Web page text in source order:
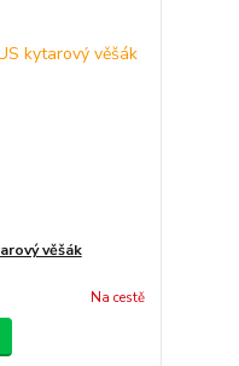
věšák
Na cestě